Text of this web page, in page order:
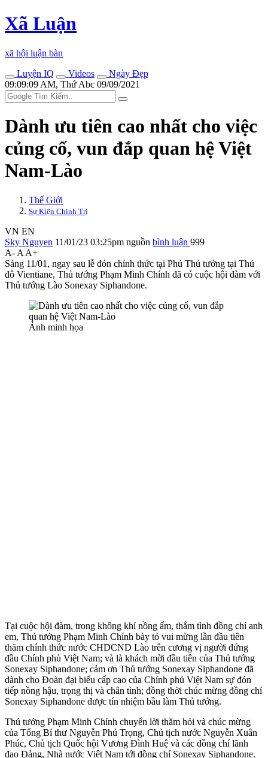
Xã Luận
xã hội luận bàn
Luyện IQ
Videos
Ngày Đẹp
09:09:09 AM, Thứ Abc 09/09/2021
Dành ưu tiên cao nhất cho việc
củng cố, vun đắp quan hệ Việt
Nam-Lào
Thế Giới
Sự Kiện Chính Trị
VN EN
Sky Nguyen 11/01/23 03:25pm nguồn bình luận 999
A- A A+
Sáng 11/01, ngay sau lễ đón chính thức tại Phủ Thủ tướng tại Thủ
đô Vientiane, Thủ tướng Phạm Minh Chính đã có cuộc hội đàm với
Thủ tướng Lào Sonexay Siphandone.
Ảnh minh họa
Tại cuộc hội đàm, trong không khí nồng ấm, thắm tình đồng chí anh
em, Thủ tướng Phạm Minh Chính bày tỏ vui mừng lần đầu tiên
thăm chính thức nước CHDCND Lào trên cương vị người đứng
đầu Chính phủ Việt Nam; và là khách mời đầu tiên của Thủ tướng
Sonexay Siphandone; cảm ơn Thủ tướng Sonexay Siphandone đã
dành cho Đoàn đại biểu cấp cao của Chính phủ Việt Nam sự đón
tiếp nồng hậu, trọng thị và chân tình; đồng thời chúc mừng đồng chí
Sonexay Siphandone được tín nhiệm bầu làm Thủ tướng.
Thủ tướng Phạm Minh Chính chuyển lời thăm hỏi và chúc mừng
của Tổng Bí thư Nguyễn Phú Trọng, Chủ tịch nước Nguyễn Xuân
Phúc, Chủ tịch Quốc hội Vương Đình Huệ và các đồng chí lãnh
đạo Đảng, Nhà nước Việt Nam tới đồng chí Sonexay Siphandone.